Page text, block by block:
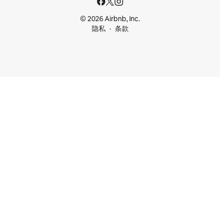
© 2026 Airbnb, Inc.
隐私
条款